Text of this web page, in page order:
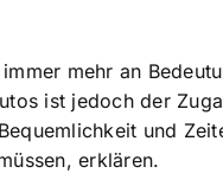
mehr an
ist jedoch der
und
erklären.